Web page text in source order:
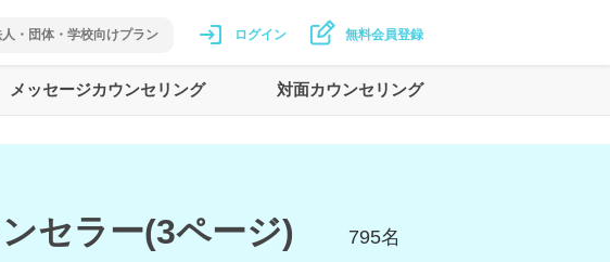
・団体・学校向けプラン ログイン 無料会員登録
メッセージカウンセリング 対面カウンセリング
セラー(3ページ) 795名